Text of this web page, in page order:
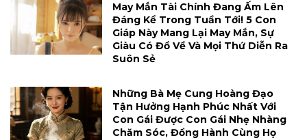
May Mắn Tài Chính Đang Ấm Lên
Đáng Kể Trong Tuần Tới! 5 Con
Giáp Này Mang Lại May Mắn, Sự
Giàu Có Đổ Về Và Mọi Thứ Diễn Ra
Suôn Sẻ
Những Bà Mẹ Cung Hoàng Đạo
Tận Hưởng Hạnh Phúc Nhất Với
Con Gái Được Con Gái Nhẹ Nhàng
Chăm Sóc, Đồng Hành Cùng Họ